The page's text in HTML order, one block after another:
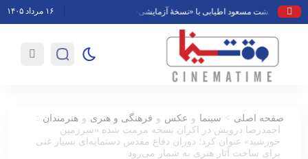
بازگشت مسعود اطیابی با «نسخهٔ آزمایشی» به تلویزیون محمد حقیقی درگذشت
۱۶ مرداد ۱۴۰۵
صفحه اصلی > سینما و عکس و فرهنگی و هنری و هنرمندان :
احمدرضا درویش در اکران نسخه مرمت شده «سرزمین
خورشید» عنوان کرد؛ دوران دفاع مقدس دستمایه‌ای بسیار غنی
برای ساخت آثار هنری به شمار می‌رود